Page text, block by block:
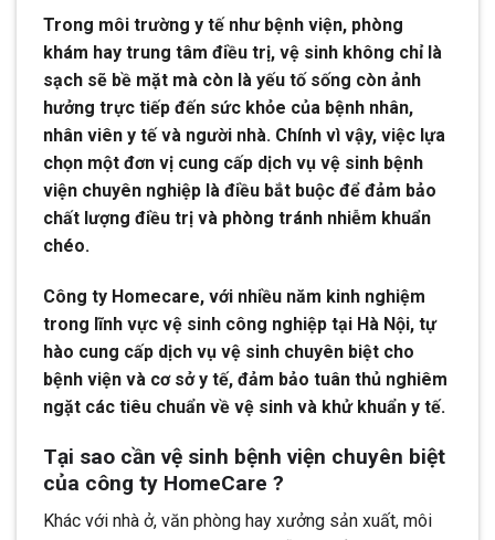
Trong môi trường y tế như bệnh viện, phòng
khám hay trung tâm điều trị, vệ sinh không chỉ là
sạch sẽ bề mặt mà còn là yếu tố sống còn ảnh
hưởng trực tiếp đến sức khỏe của bệnh nhân,
nhân viên y tế và người nhà. Chính vì vậy, việc lựa
chọn một đơn vị cung cấp dịch vụ vệ sinh bệnh
viện chuyên nghiệp là điều bắt buộc để đảm bảo
chất lượng điều trị và phòng tránh nhiễm khuẩn
chéo.
Công ty Homecare, với nhiều năm kinh nghiệm
trong lĩnh vực vệ sinh công nghiệp tại Hà Nội, tự
hào cung cấp dịch vụ vệ sinh chuyên biệt cho
bệnh viện và cơ sở y tế, đảm bảo tuân thủ nghiêm
ngặt các tiêu chuẩn về vệ sinh và khử khuẩn y tế.
Tại sao cần vệ sinh bệnh viện chuyên biệt
của công ty HomeCare ?
Khác với nhà ở, văn phòng hay xưởng sản xuất, môi